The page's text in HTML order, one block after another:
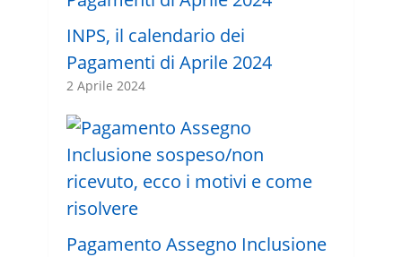
INPS, il calendario dei
Pagamenti di Aprile 2024
2 Aprile 2024
Pagamento Assegno Inclusione